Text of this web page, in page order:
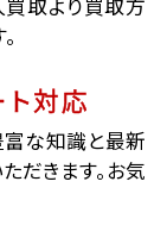
買取より買取方
対応
富な知識と最新
だきます。お気